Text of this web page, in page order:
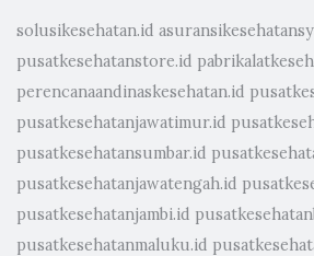
solusikesehatan.id
pusatkesehatanstore.id
perencanaandinaskesehatan.id
pusatkesehatanjawatimur.id
pusatkesehatansumbar.id
pusatkesehatanjawatengah.id
pusatkesehatanjambi.id
pusatkesehatanmaluku.id